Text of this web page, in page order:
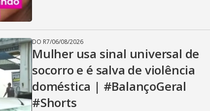
DO R7/06/08/2026
Mulher usa sinal universal de
socorro e é salva de violência
doméstica | #BalançoGeral
#Shorts